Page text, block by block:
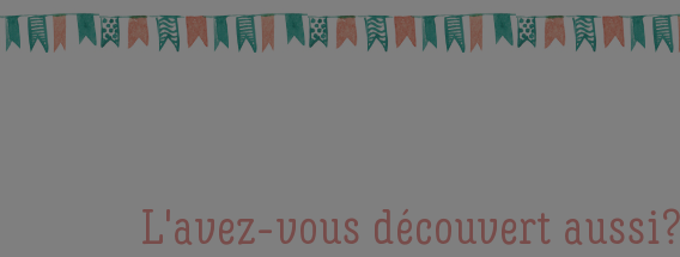
L'avez-vous découvert